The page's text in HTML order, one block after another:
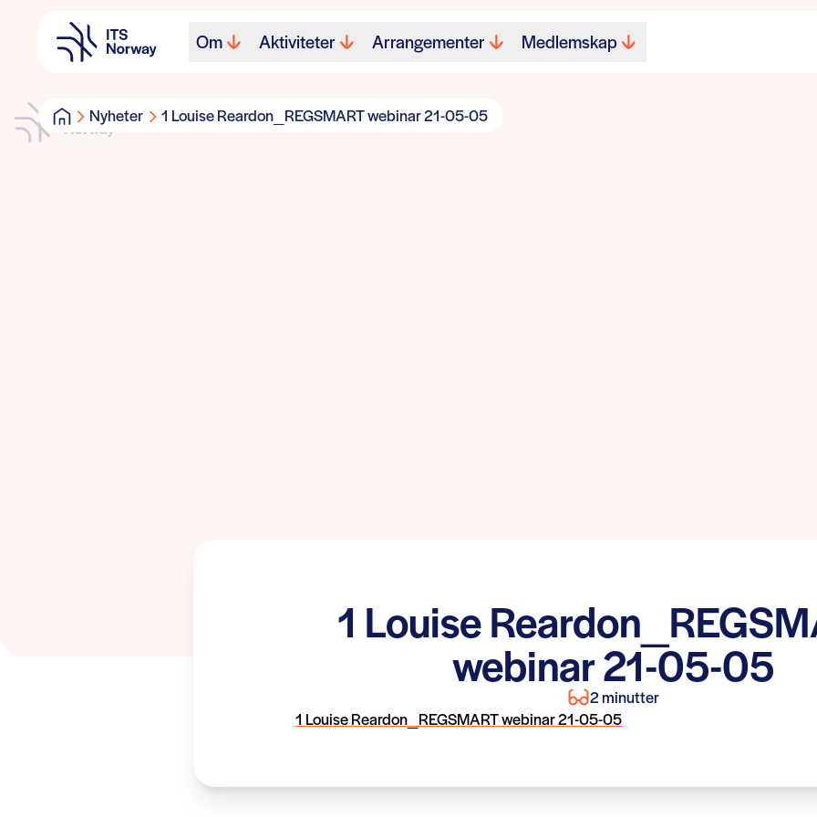
Om Aktiviteter Arrangementer Medlemskap
Nyheter 1 Louise Reardon_REGSMART webinar 21-05-05
1 Louise
webinar 21-05-05
2 minutter
1 Louise Reardon_REGSMART webinar 21-05-05